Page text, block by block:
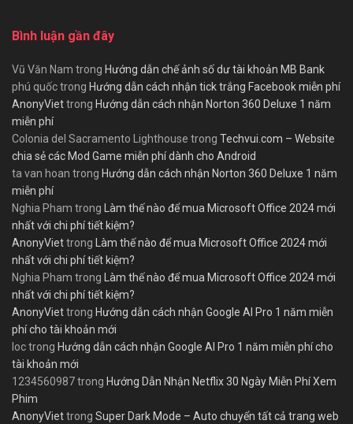
Bình luận gần đây
Vũ Văn Nam trong Hướng dẫn chế ảnh số dư tài khoản MB Bank
phú quốctrong Hướng dẫn cách nhận tick trắng Facebook miễn phí
AnonyViettrong Hướng dẫn cách nhận Norton 360 Deluxe 1 năm
miễn phí
Colonia del Sacramento Lighthouse trong Techvui.com – Website
chia sẻ các Mod Game miễn phí dành cho Android
ta van hoan trong Hướng dẫn cách nhận Norton 360 Deluxe 1 năm
miễn phí
Nghia Pham trong Làm thế nào để mua Microsoft Office 2024 mới
nhất với chi phí tiết kiệm?
AnonyViettrong Làm thế nào để mua Microsoft Office 2024 mới
nhất với chi phí tiết kiệm?
Nghia Pham trong Làm thế nào để mua Microsoft Office 2024 mới
nhất với chi phí tiết kiệm?
AnonyViettrong Hướng dẫn cách nhận Google AI Pro 1 năm miễn
phí cho tài khoản mới
loctrong Hướng dẫn cách nhận Google AI Pro 1 năm miễn phí cho
tài khoản mới
1234560987trong Hướng Dẫn Nhận Netflix 30 Ngày Miễn Phí Xem
Phim
AnonyViettrong Super Dark Mode – Auto chuyển tất cả trang web